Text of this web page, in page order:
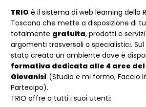
Dettagli articolo
TRIO è il sistema di web learning della
Toscana che mette a disposizione di
totalmente gratuita, prodotti e
argomenti trasversali o specialistici. Sul
stato creato un ambiente dove è
formativa dedicata alle 4 aree
Giovanisì (Studio e mi formo, Faccio
Partecipo).
TRIO offre a tutti i suoi utenti: